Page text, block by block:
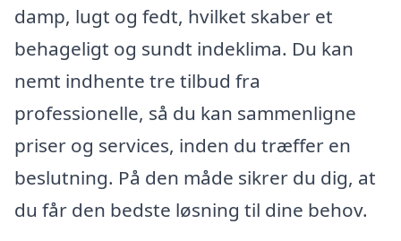
damp, lugt og fedt, hvilket skaber et
behageligt og sundt indeklima. Du kan
nemt indhente tre tilbud fra
professionelle, så du kan sammenligne
priser og services, inden du træffer en
beslutning. På den måde sikrer du dig, at
du får den bedste løsning til dine behov.